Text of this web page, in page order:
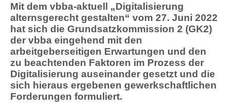
Mit dem vbba-aktuell „Digitalisierung
alternsgerecht gestalten“ vom 27. Juni 2022
hat sich die Grundsatzkommission 2 (GK2)
der vbba eingehend mit den
arbeitgeberseitigen Erwartungen und den
zu beachtenden Faktoren im Prozess der
Digitalisierung auseinander gesetzt und die
sich hieraus ergebenen gewerkschaftlichen
Forderungen formuliert.